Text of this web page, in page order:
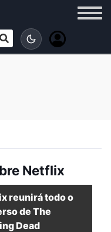
Netflix
reunirá todo o
de The
Dead